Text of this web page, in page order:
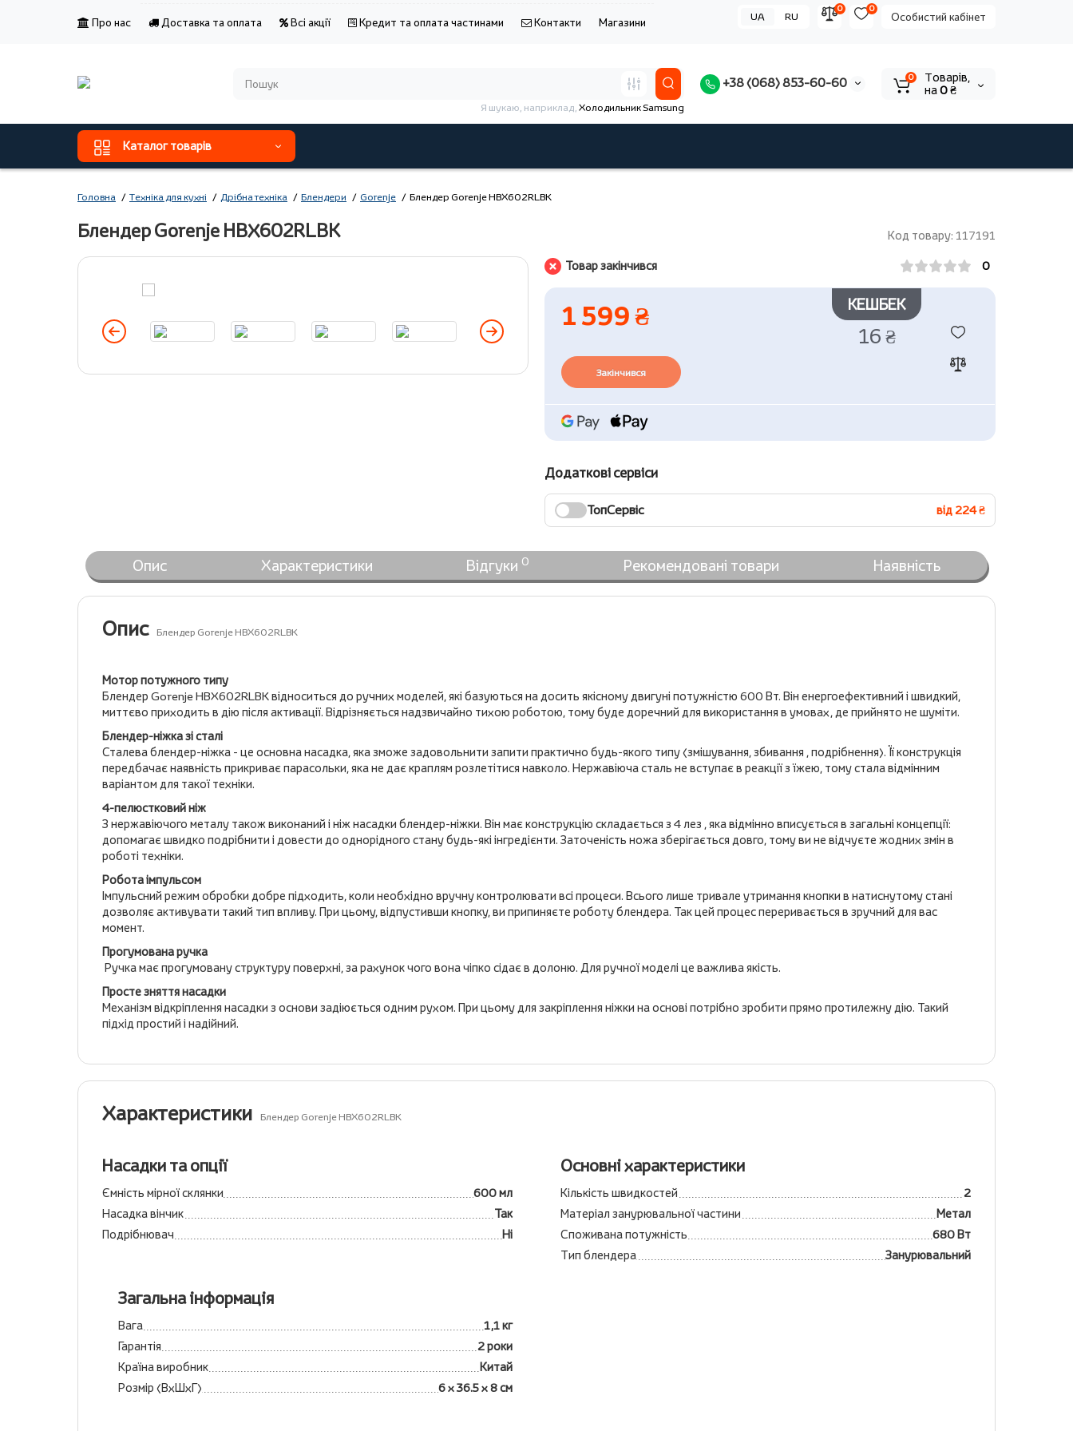
Про нас Доставка та оплата Всі акції Кредит та оплата частинами Контакти Магазини Особистий кабінет
0
0
UA RU
+38 (068) 853-60-60
Я шукаю, наприклад,Холодильник Samsung
0
Tоварів,
на0 ₴
Каталог товарів
Головна Техніка для кухні Дрібна техніка Блендери Gorenje Блендер Gorenje HBX602RLBK
Код товару: 117191
Блендер Gorenje HBX602RLBK
Товар закінчився 0
1 599 ₴ КЕШБЕК
16 ₴
Закінчився
Додаткові сервіси
ТопСервіс від 224 ₴
Опис Характеристики Відгуки 0 Рекомендовані товари Наявність
Опис Блендер Gorenje HBX602RLBK
Мотор потужного типу
Блендер Gorenje HBX602RLBK відноситься до ручних моделей, які базуються на досить якісному двигуні потужністю 600 Вт. Він енергоефективний і швидкий,
миттєво приходить в дію після активації. Відрізняється надзвичайно тихою роботою, тому буде доречний для використання в умовах, де прийнято не шуміти.
Блендер-ніжка зі сталі
Сталева блендер-ніжка - це основна насадка, яка зможе задовольнити запити практично будь-якого типу (змішування, збивання , подрібнення). Її конструкція
передбачає наявність прикриває парасольки, яка не дає краплям розлетітися навколо. Нержавіюча сталь не вступає в реакції з їжею, тому стала відмінним
варіантом для такої техніки.
4-пелюстковий ніж
З нержавіючого металу також виконаний і ніж насадки блендер-ніжки. Він має конструкцію складається з 4 лез , яка відмінно вписується в загальні концепції:
допомагає швидко подрібнити і довести до однорідного стану будь-які інгредієнти. Заточеність ножа зберігається довго, тому ви не відчуєте жодних змін в
роботі техніки.
Робота імпульсом
Імпульсний режим обробки добре підходить, коли необхідно вручну контролювати всі процеси. Всього лише тривале утримання кнопки в натиснутому стані
дозволяє активувати такий тип впливу. При цьому, відпустивши кнопку, ви припиняєте роботу блендера. Так цей процес переривається в зручний для вас
момент.
Прогумована ручка
Ручка має прогумовану структуру поверхні, за рахунок чого вона чіпко сідає в долоню. Для ручної моделі це важлива якість.
Просте зняття насадки
Механізм відкріплення насадки з основи задіюється одним рухом. При цьому для закріплення ніжки на основі потрібно зробити прямо протилежну дію. Такий
підхід простий і надійний.
Характеристики Блендер Gorenje HBX602RLBK
Насадки та опції
Ємність мірної склянки
600 мл
Насадка вінчик
Так
Подрібнювач
Ні
Основні характеристики
Кількість швидкостей
2
Матеріал занурювальної частини
Метал
Споживана потужність
680 Вт
Тип блендера
Занурювальний
Загальна інформація
Вага
1,1 кг
Гарантія
2 роки
Країна виробник
Китай
Розмір (ВхШхГ)
6 x 36.5 x 8 см